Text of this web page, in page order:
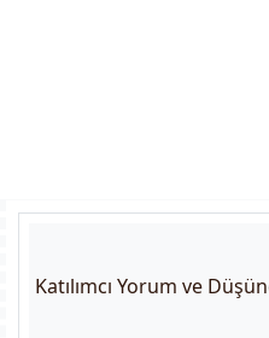
Katılımcı Yorum ve